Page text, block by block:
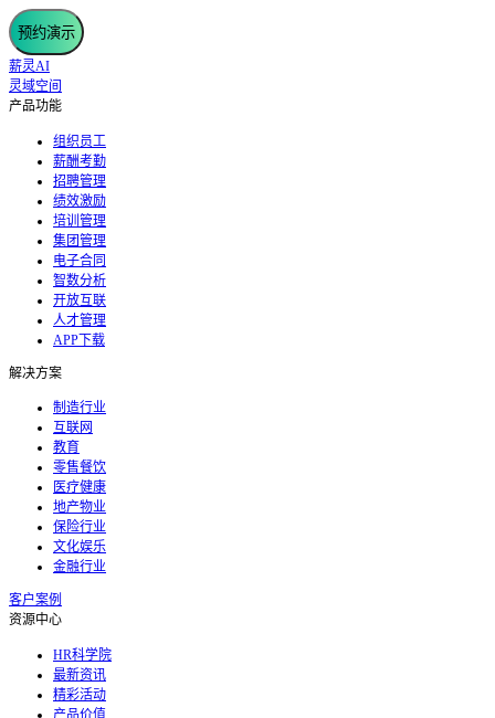
预约演示
薪灵AI
灵域空间
产品功能
组织员工
薪酬考勤
招聘管理
绩效激励
培训管理
集团管理
电子合同
智数分析
开放互联
人才管理
APP下载
解决方案
制造行业
互联网
教育
零售餐饮
医疗健康
地产物业
保险行业
文化娱乐
金融行业
客户案例
资源中心
HR科学院
最新资讯
精彩活动